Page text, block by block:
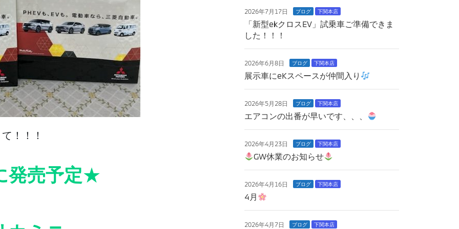
！！！
発売予定★
2026年7月17日 ブログ 下関本店
「新型ekクロスEV」試乗車ご準備できま
した！！！
2026年6月8日 ブログ 下関本店
展示車にeKスペースが仲間入り
2026年5月28日 ブログ 下関本店
エアコンの出番が早いです、、、
2026年4月23日 ブログ 下関本店
GW休業のお知らせ
2026年4月16日 ブログ 下関本店
4月
2026年4月7日 ブログ 下関本店